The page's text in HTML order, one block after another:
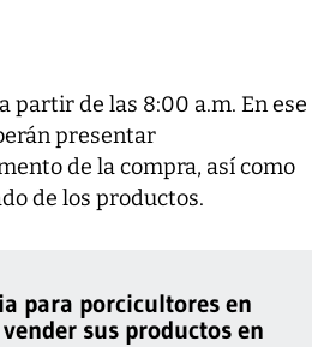
partir de las 8:00 a.m. En ese
presentar
de la compra, así como
de los productos.
para porcicultores en
sus productos en